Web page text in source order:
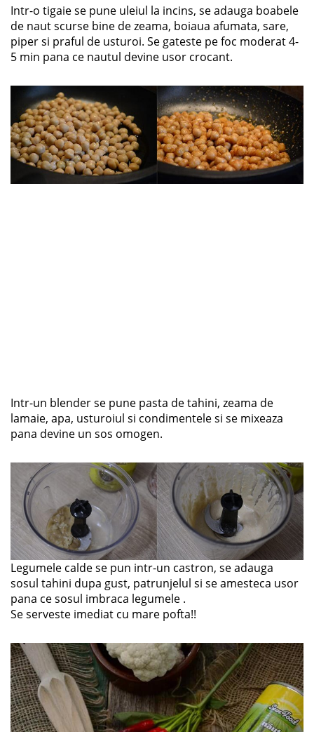
Intr-o tigaie se pune uleiul la incins, se adauga boabele
de naut scurse bine de zeama, boiaua afumata, sare,
piper si praful de usturoi. Se gateste pe foc moderat 4-
5 min pana ce nautul devine usor crocant.
Intr-un blender se pune pasta de tahini, zeama de
lamaie, apa, usturoiul si condimentele si se mixeaza
pana devine un sos omogen.
Legumele calde se pun intr-un castron, se adauga
sosul tahini dupa gust, patrunjelul si se amesteca usor
pana ce sosul imbraca legumele .
Se serveste imediat cu mare pofta!!